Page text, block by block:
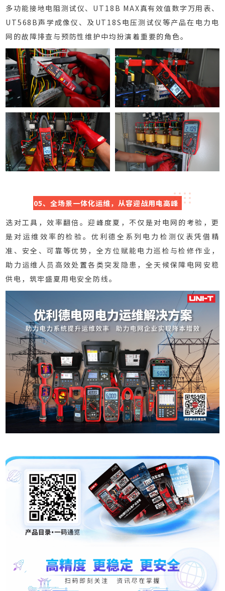
多功能接地电阻测试仪、UT18B MAX真有效值数字万用表、
UT568B声学成像仪、及UT18S电压测试仪等产品在电力电
网的故障排查与预防性维护中均扮演着重要的角色。
05、全场景一体化运维，从容迎战用电高峰
选对工具，效率翻倍。迎峰度夏，不仅是对电网的考验，更
是对运维效率的检验。优利德全系列电力检测仪表凭借精
准、安全、可靠等优势，全方位赋能电力巡检与检修作业，
助力运维人员高效处置各类突发隐患，全天候保障电网安稳
供电，筑牢盛夏用电安全防线。